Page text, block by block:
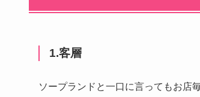
1.客層
ソープランドと一口に言ってもお店